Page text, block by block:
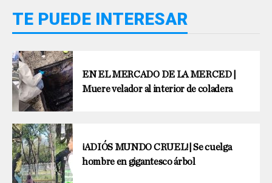
TE PUEDE INTERESAR
EN EL MERCADO DE LA MERCED |
Muere velador al interior de coladera
¡ADIÓS MUNDO CRUEL!| Se cuelga
hombre en gigantesco árbol